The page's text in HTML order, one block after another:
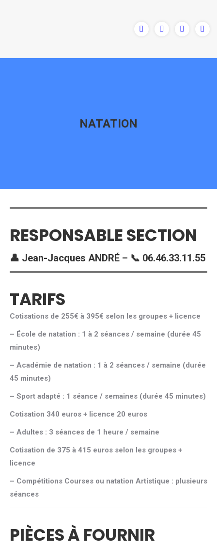
NATATION
RESPONSABLE SECTION
👤 Jean-Jacques ANDRÉ – 📞 06.46.33.11.55
TARIFS
Cotisations de 255€ à 395€ selon les groupes + licence
– École de natation : 1 à 2 séances / semaine (durée 45
minutes)
– Académie de natation : 1 à 2 séances / semaine (durée
45 minutes)
– Sport adapté : 1 séance / semaines (durée 45 minutes)
Cotisation 340 euros + licence 20 euros
– Adultes : 3 séances de 1 heure / semaine
Cotisation de 375 à 415 euros selon les groupes +
licence
– Compétitions Courses ou natation Artistique : plusieurs
séances
PIÈCES À FOURNIR